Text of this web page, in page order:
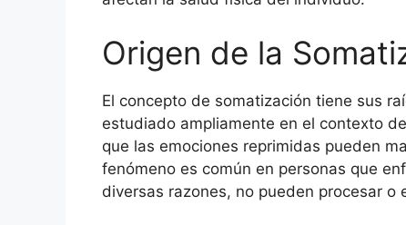
Origen de la
El concepto de somatización tiene sus
estudiado ampliamente en el contexto
que las emociones reprimidas pueden
fenómeno es común en personas que
diversas razones, no pueden procesar